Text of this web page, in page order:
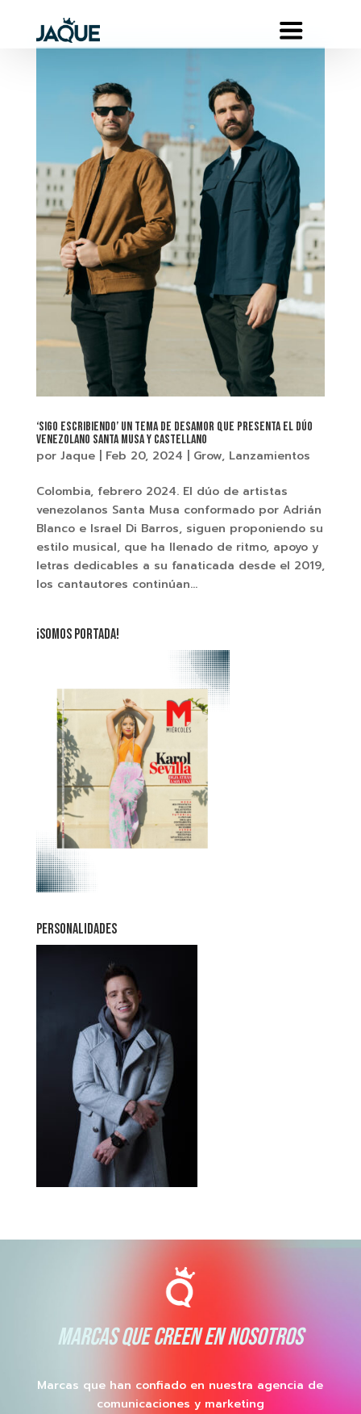
‘Sigo Escribiendo’ un tema de desamor que presenta el dúo
venezolano Santa Musa y Castellano
por Jaque| Feb 20, 2024 Grow, Lanzamientos
Colombia, febrero 2024. El dúo de artistas
venezolanos Santa Musa conformado por Adrián
Blanco e Israel Di Barros, siguen proponiendo su
estilo musical, que ha llenado de ritmo, apoyo y
letras dedicables a su fanaticada desde el 2019,
los cantautores continúan...
¡SOMOS PORTADA!
PERSONALIDADES
MARCAS QUE CREEN EN NOSOTROS
Marcas que han confiado en nuestra agencia de
comunicaciones y marketing